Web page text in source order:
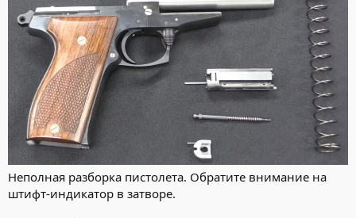
Неполная разборка пистолета. Обратите внимание на
штифт-индикатор в затворе.